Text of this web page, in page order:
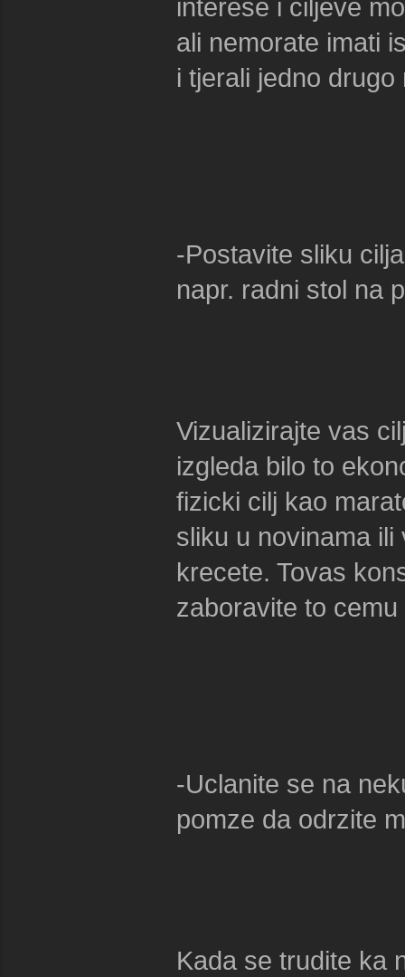
interese i ciljeve
ali nemorate imati
i tjerali jedno drugo
-Postavite sliku
napr. radni stol na
Vizualizirajte vas
izgleda bilo to
fizicki cilj kao
sliku u novinama
krecete. Tovas
zaboravite to
-Uclanite se na
pomze da odrzite
Kada se trudite ka